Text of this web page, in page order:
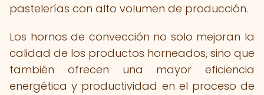
pastelerías con alto volumen de producción.
Los hornos de convección no solo mejoran la
calidad de los productos horneados, sino que
también ofrecen una mayor eficiencia
energética y productividad en el proceso de